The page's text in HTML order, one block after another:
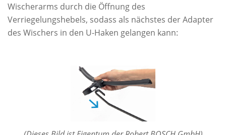
Wischerarms durch die Öffnung des
Verriegelungshebels, sodass als nächstes der Adapter
des Wischers in den U-Haken gelangen kann: